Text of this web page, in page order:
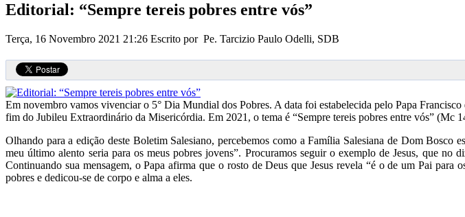
Editorial: “Sempre tereis pobres entre vós”
Terça, 16 Novembro 2021 21:26 Escrito por Pe. Tarcizio Paulo Odelli, SDB
Em novembro vamos vivenciar o 5° Dia Mundial dos Pobres. A data foi estabelecida pelo Papa
fim do Jubileu Extraordinário da Misericórdia. Em 2021, o tema é “Sempre tereis pobres entre vós” (Mc
Olhando para a edição deste Boletim Salesiano, percebemos como a Família Salesiana de Dom
meu último alento seria para os meus pobres jovens”. Procuramos seguir o exemplo de Jesus, que
Continuando sua mensagem, o Papa afirma que o rosto de Deus que Jesus revela “é o de um Pai
pobres e dedicou-se de corpo e alma a eles.